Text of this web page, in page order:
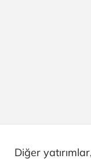
Diğer